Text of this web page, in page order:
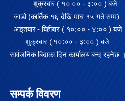
शुक्रबार ( १०:०० - ३:०० ) बजे
जाडो (कार्तिक १६ देखि माघ १५ गते सम्म)
आइतबार - बिहीबार ( १०:०० - ४:०० ) बजे
शुक्रबार ( १०:०० - ३:०० ) बजे
सार्वजनिक बिदाका दिन कार्यालय बन्द रहनेछ ।
सम्पर्क विवरण